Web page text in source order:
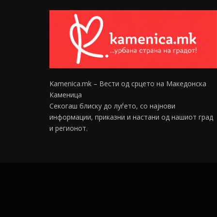
Kamenica.mk – Вести од срцето на Македонска
Каменица
Секогаш блиску до луѓето, со најнови
информации, приказни и настани од нашиот град
и регионот.